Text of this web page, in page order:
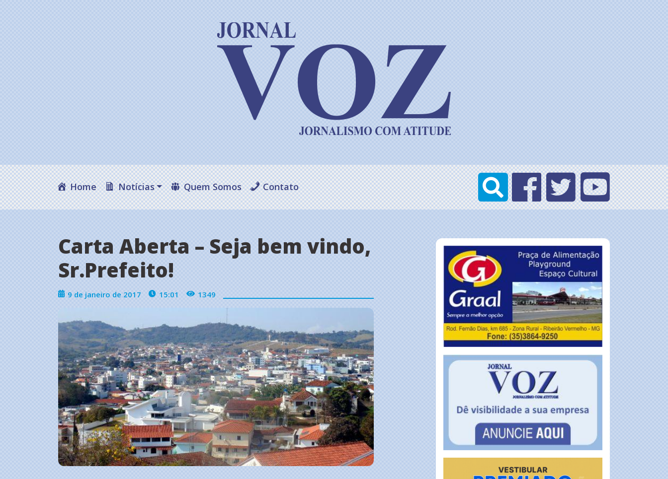
Home Notícias Quem Somos Contato
Carta Aberta – Seja bem vindo,
Sr.Prefeito!
9 de janeiro de 2017 15:01 1349